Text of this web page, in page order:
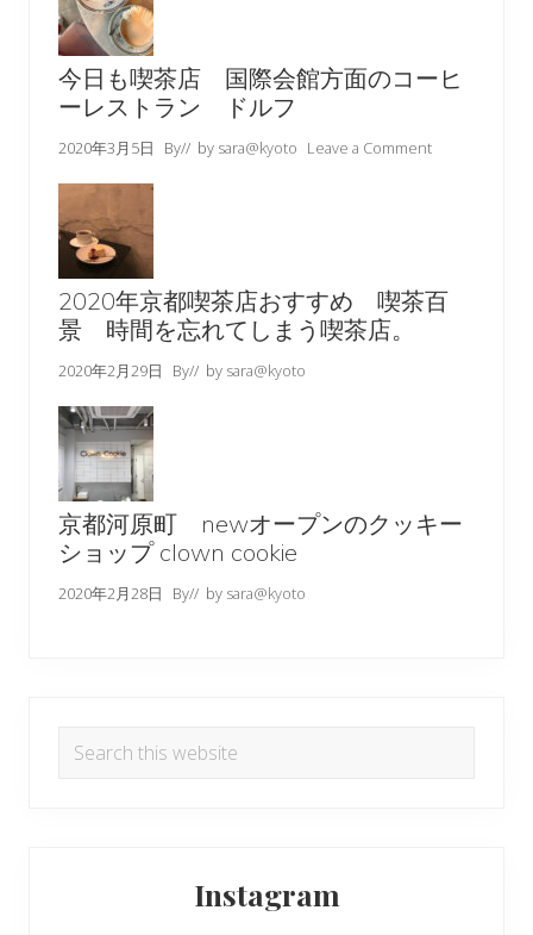
今日も喫茶店 国際会館方面のコーヒ
ーレストラン ドルフ
2020年3月5日 By// by sara@kyoto Leave a Comment
2020年京都喫茶店おすすめ 喫茶百
景 時間を忘れてしまう喫茶店。
2020年2月29日 By// by sara@kyoto
京都河原町 newオープンのクッキー
ショップ clown cookie
2020年2月28日 By// by sara@kyoto
Search
Instagram